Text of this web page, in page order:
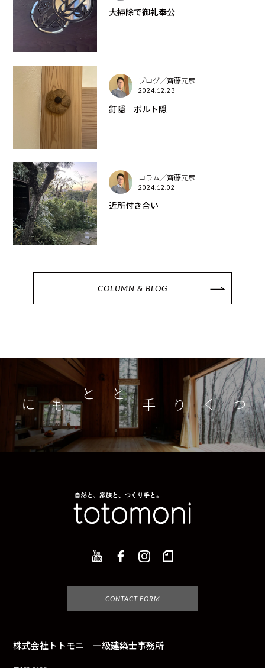
大掃除で御礼奉公
ブログ／齊藤元彦
2024.12.23
釘隠 ボルト隠
コラム／齊藤元彦
2024.12.02
近所付き合い
COLUMN & BLOG
つくり手とともに
CONTACT FORM
株式会社トトモニ 一級建築士事務所